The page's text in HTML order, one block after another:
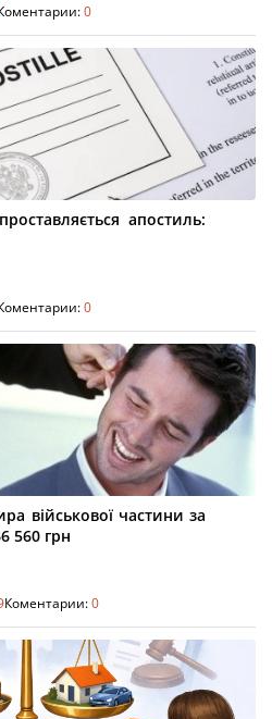
0
апостиль:
0
військової частини за
560 грн
Коментарии:0